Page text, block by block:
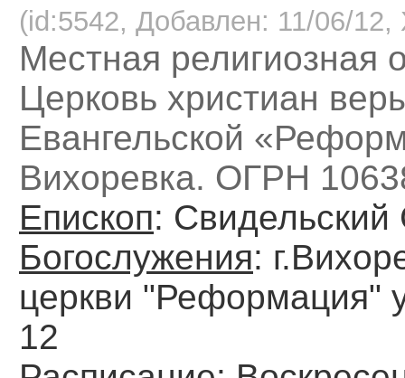
(id:5542, Добавлен: 11/06/12,
Местная религиозная
Церковь христиан
Евангельской
Вихоревка. ОГРН
Епископ: Свидельский
Богослужения:
церкви "Реформация"
12